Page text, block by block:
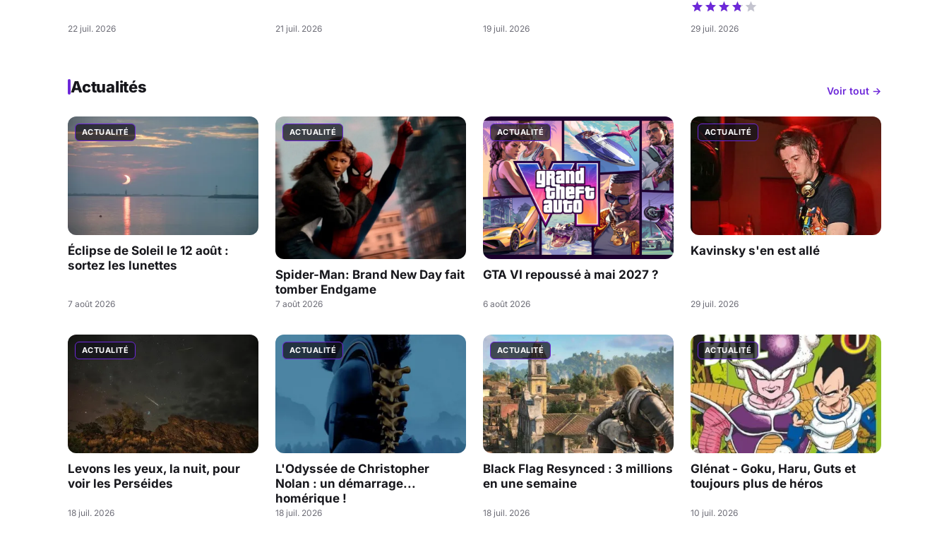
22 juil. 2026 21 juil. 2026 19 juil. 2026 29 juil. 2026
Actualités Voir tout →
ACTUALITÉ
Éclipse de Soleil le 12 août :
sortez les lunettes
7 août 2026
ACTUALITÉ
Spider-Man: Brand New Day fait
tomber Endgame
7 août 2026
ACTUALITÉ
GTA VI repoussé à mai 2027 ?
6 août 2026
ACTUALITÉ
Kavinsky s'en est allé
29 juil. 2026
ACTUALITÉ
Levons les yeux, la nuit, pour
voir les Perséides
18 juil. 2026
ACTUALITÉ
L'Odyssée de Christopher
Nolan : un démarrage...
homérique !
18 juil. 2026
ACTUALITÉ
Black Flag Resynced : 3 millions
en une semaine
18 juil. 2026
ACTUALITÉ
Glénat - Goku, Haru, Guts et
toujours plus de héros
10 juil. 2026